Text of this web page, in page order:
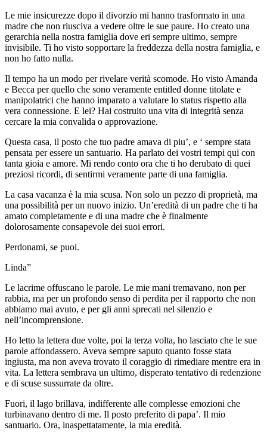
Le mie insicurezze dopo il divorzio mi hanno trasformato in una
madre che non riusciva a vedere oltre le sue paure. Ho creato una
gerarchia nella nostra famiglia dove eri sempre ultimo, sempre
invisibile. Ti ho visto sopportare la freddezza della nostra famiglia, e
non ho fatto nulla.
Il tempo ha un modo per rivelare verità scomode. Ho visto Amanda
e Becca per quello che sono veramente entitled donne titolate e
manipolatrici che hanno imparato a valutare lo status rispetto alla
vera connessione. E lei? Hai costruito una vita di integrità senza
cercare la mia convalida o approvazione.
Questa casa, il posto che tuo padre amava di piu’, e ‘ sempre stata
pensata per essere un santuario. Ha parlato dei vostri tempi qui con
tanta gioia e amore. Mi rendo conto ora che ti ho derubato di quei
preziosi ricordi, di sentirmi veramente parte di una famiglia.
La casa vacanza è la mia scusa. Non solo un pezzo di proprietà, ma
una possibilità per un nuovo inizio. Un’eredità di un padre che ti ha
amato completamente e di una madre che è finalmente
dolorosamente consapevole dei suoi errori.
Perdonami, se puoi.
Linda”
Le lacrime offuscano le parole. Le mie mani tremavano, non per
rabbia, ma per un profondo senso di perdita per il rapporto che non
abbiamo mai avuto, e per gli anni sprecati nel silenzio e
nell’incomprensione.
Ho letto la lettera due volte, poi la terza volta, ho lasciato che le sue
parole affondassero. Aveva sempre saputo quanto fosse stata
ingiusta, ma non aveva trovato il coraggio di rimediare mentre era in
vita. La lettera sembrava un ultimo, disperato tentativo di redenzione
e di scuse sussurrate da oltre.
Fuori, il lago brillava, indifferente alle complesse emozioni che
turbinavano dentro di me. Il posto preferito di papa’. Il mio
santuario. Ora, inaspettatamente, la mia eredità.